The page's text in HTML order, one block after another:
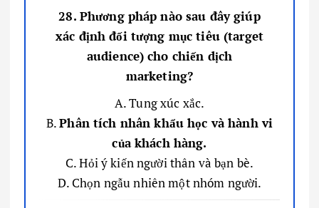
28. Phương pháp nào sau đây giúp
xác định đối tượng mục tiêu (target
audience) cho chiến dịch
marketing?
A. Tung xúc xắc.
B.Phân tích nhân khẩu học và hành vi
của khách hàng.
C. Hỏi ý kiến người thân và bạn bè.
D. Chọn ngẫu nhiên một nhóm người.